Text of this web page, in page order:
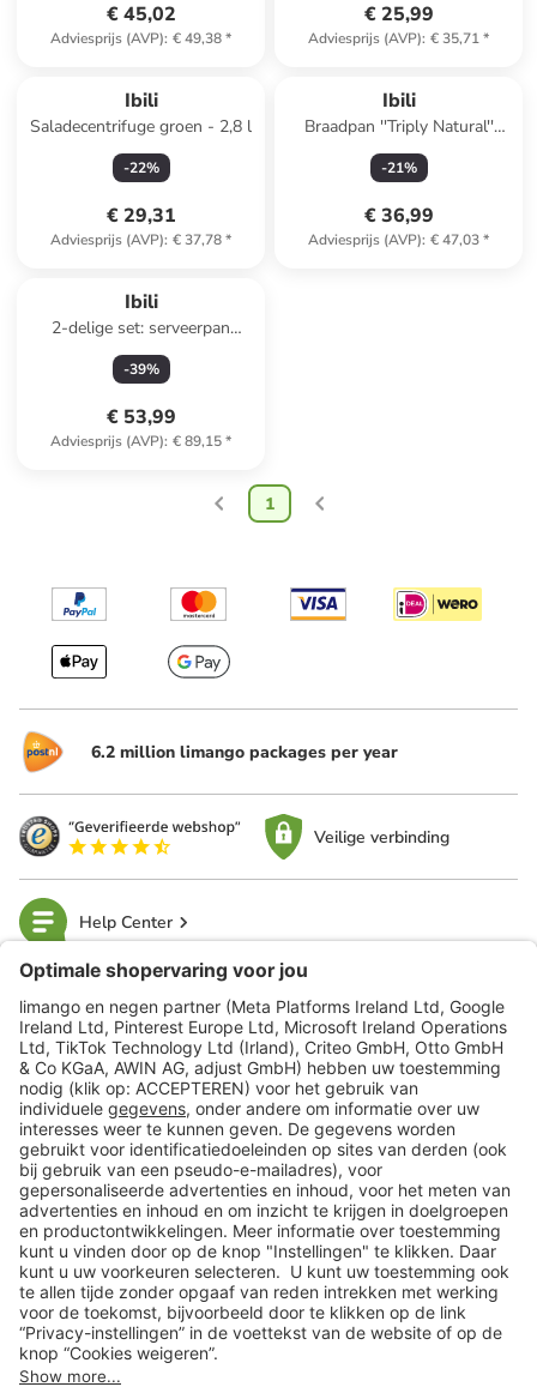
€ 45,02
Adviesprijs (AVP): € 49,38*
€ 25,99
Adviesprijs (AVP): € 35,71*
Ibili
Saladecentrifuge groen - 2,8 l
-22%
€ 29,31
Adviesprijs (AVP): € 37,78*
Ibili
Braadpan ''Triply Natural''
zilverkleurig - Ø 32 cm
-21%
€ 36,99
Adviesprijs (AVP): € 47,03*
Ibili
2-delige set: serveerpan
''Evolution'' zwart - Ø 36 cm
-39%
€ 53,99
Adviesprijs (AVP): € 89,15*
1
6.2 million limango packages per year
Veilige verbinding
Help Center
limango
Veilig winkelen
Klantenservice
Shop
Acties